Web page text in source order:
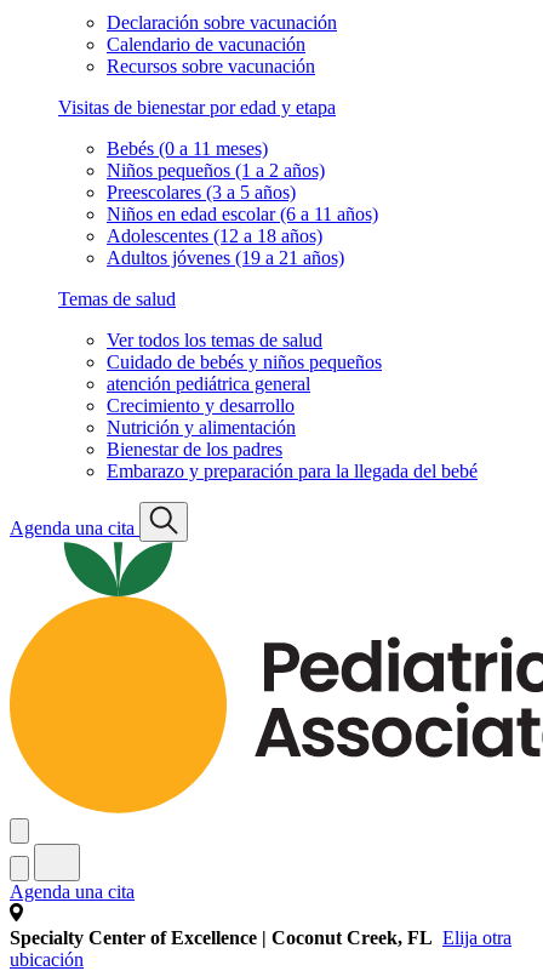
Declaración sobre vacunación
Calendario de vacunación
Recursos sobre vacunación
Visitas de bienestar por edad y etapa
Bebés (0 a 11 meses)
Niños pequeños (1 a 2 años)
Preescolares (3 a 5 años)
Niños en edad escolar (6 a 11 años)
Adolescentes (12 a 18 años)
Adultos jóvenes (19 a 21 años)
Temas de salud
Ver todos los temas de salud
Cuidado de bebés y niños pequeños
atención pediátrica general
Crecimiento y desarrollo
Nutrición y alimentación
Bienestar de los padres
Embarazo y preparación para la llegada del bebé
Agenda una cita
Agenda una cita
Specialty Center of Excellence | Coconut Creek, FL Elija otra
ubicación